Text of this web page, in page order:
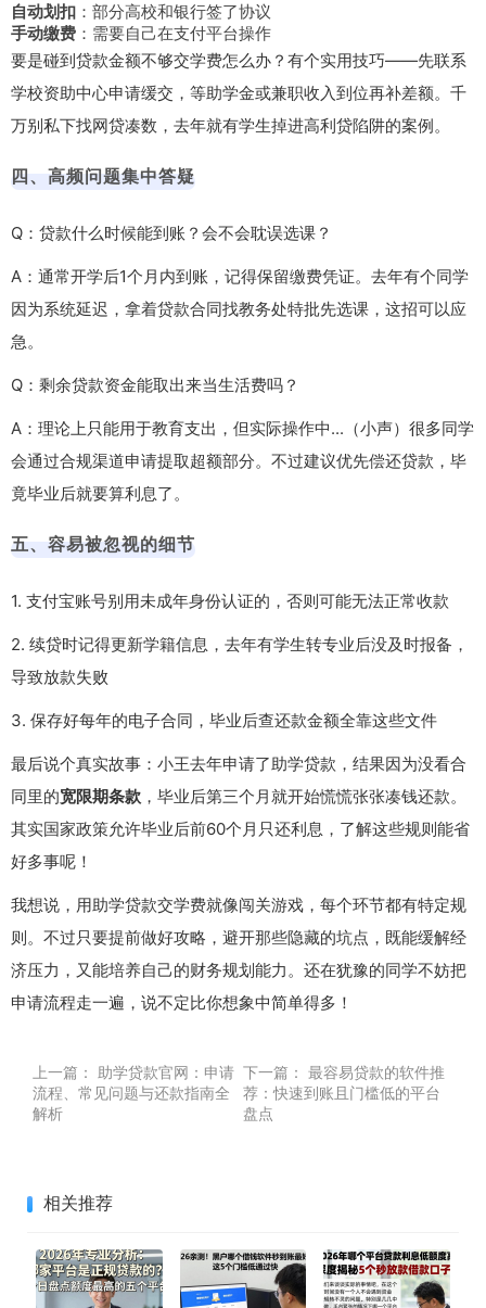
自动划扣 ：部分高校和银行签了协议
手动缴费 ：需要自己在支付平台操作
要是碰到贷款金额不够交学费怎么办？有个实用技巧——先联系
学校资助中心申请缓交，等助学金或兼职收入到位再补差额。千
万别私下找网贷凑数，去年就有学生掉进高利贷陷阱的案例。
四、高频问题集中答疑
Q：贷款什么时候能到账？会不会耽误选课？
A：通常开学后1个月内到账，记得保留缴费凭证。去年有个同学
因为系统延迟，拿着贷款合同找教务处特批先选课，这招可以应
急。
Q：剩余贷款资金能取出来当生活费吗？
A：理论上只能用于教育支出，但实际操作中...（小声）很多同学
会通过合规渠道申请提取超额部分。不过建议优先偿还贷款，毕
竟毕业后就要算利息了。
五、容易被忽视的细节
1. 支付宝账号别用未成年身份认证的，否则可能无法正常收款
2. 续贷时记得更新学籍信息，去年有学生转专业后没及时报备，
导致放款失败
3. 保存好每年的电子合同，毕业后查还款金额全靠这些文件
最后说个真实故事：小王去年申请了助学贷款，结果因为没看合
同里的宽限期条款 ，毕业后第三个月就开始慌慌张张凑钱还款。
其实国家政策允许毕业后前60个月只还利息，了解这些规则能省
好多事呢！
我想说，用助学贷款交学费就像闯关游戏，每个环节都有特定规
则。不过只要提前做好攻略，避开那些隐藏的坑点，既能缓解经
济压力，又能培养自己的财务规划能力。还在犹豫的同学不妨把
申请流程走一遍，说不定比你想象中简单得多！
上一篇：
助学贷款官网：申请
流程、常见问题与还款指南全
解析
下一篇： 最容易贷款的软件推
荐：快速到账且门槛低的平台
盘点
相关推荐